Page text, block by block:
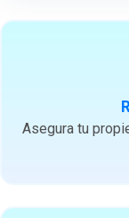
Asegura tu